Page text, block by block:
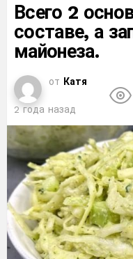
Всего 2
составе, а
майонеза.
от Катя
2 года назад